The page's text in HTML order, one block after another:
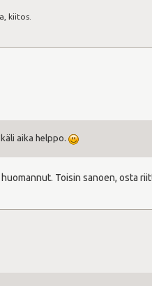
kiitos.
aika helppo.
Toisin sanoen, osta